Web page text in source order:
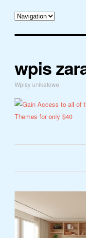
wpis
Wpisy unikatowe